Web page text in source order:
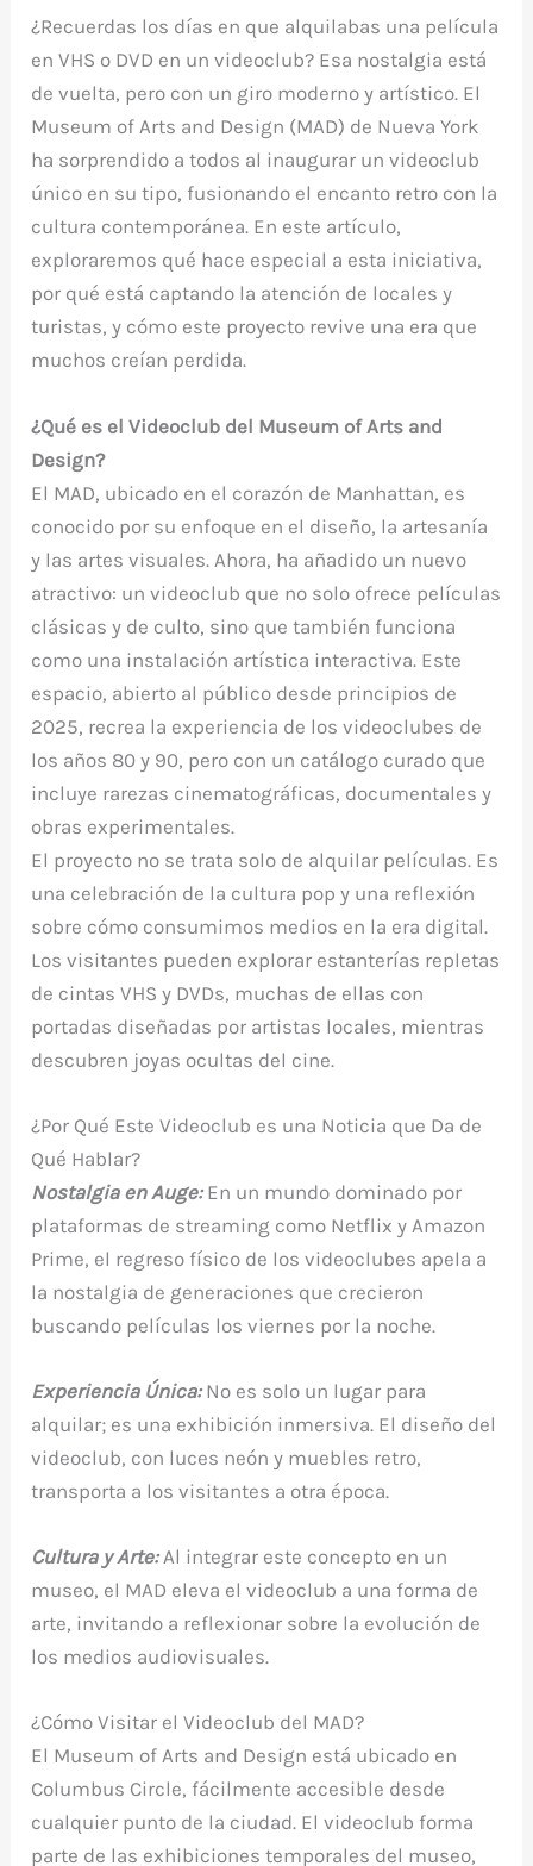
o
o
k
p
p
ti
r
¿Recuerdas los días en que alquilabas una película
en VHS o DVD en un videoclub? Esa nostalgia está
de vuelta, pero con un giro moderno y artístico. El
Museum of Arts and Design (MAD) de Nueva York
ha sorprendido a todos al inaugurar un videoclub
único en su tipo, fusionando el encanto retro con la
cultura contemporánea. En este artículo,
exploraremos qué hace especial a esta iniciativa,
por qué está captando la atención de locales y
turistas, y cómo este proyecto revive una era que
muchos creían perdida.
¿Qué es el Videoclub del Museum of Arts and
Design?
El MAD, ubicado en el corazón de Manhattan, es
conocido por su enfoque en el diseño, la artesanía
y las artes visuales. Ahora, ha añadido un nuevo
atractivo: un videoclub que no solo ofrece películas
clásicas y de culto, sino que también funciona
como una instalación artística interactiva. Este
espacio, abierto al público desde principios de
2025, recrea la experiencia de los videoclubes de
los años 80 y 90, pero con un catálogo curado que
incluye rarezas cinematográficas, documentales y
obras experimentales.
El proyecto no se trata solo de alquilar películas. Es
una celebración de la cultura pop y una reflexión
sobre cómo consumimos medios en la era digital.
Los visitantes pueden explorar estanterías repletas
de cintas VHS y DVDs, muchas de ellas con
portadas diseñadas por artistas locales, mientras
descubren joyas ocultas del cine.
¿Por Qué Este Videoclub es una Noticia que Da de
Qué Hablar?
Nostalgia en Auge: En un mundo dominado por
plataformas de streaming como Netflix y Amazon
Prime, el regreso físico de los videoclubes apela a
la nostalgia de generaciones que crecieron
buscando películas los viernes por la noche.
Experiencia Única:No es solo un lugar para
alquilar; es una exhibición inmersiva. El diseño del
videoclub, con luces neón y muebles retro,
transporta a los visitantes a otra época.
Cultura y Arte:Al integrar este concepto en un
museo, el MAD eleva el videoclub a una forma de
arte, invitando a reflexionar sobre la evolución de
los medios audiovisuales.
¿Cómo Visitar el Videoclub del MAD?
El Museum of Arts and Design está ubicado en
Columbus Circle, fácilmente accesible desde
cualquier punto de la ciudad. El videoclub forma
parte de las exhibiciones temporales del museo,